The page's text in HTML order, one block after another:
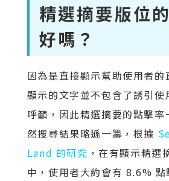
精選摘要版位
好嗎？
因為是直接顯示幫助使用者的
顯示的文字並不包含了誘引使
呼籲，因此精選摘要的點擊率
然搜尋結果略遜一籌，根據
Land 的研究 ，在有顯示精選
中，使用者大約會有 8.6%